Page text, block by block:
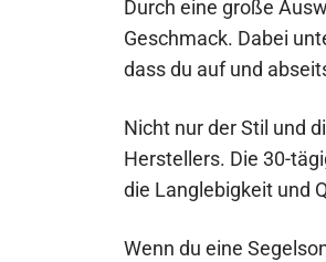
Durch eine große
Geschmack. Dabei
dass du auf und
Nicht nur der Stil und
Herstellers. Die 30-
die Langlebigkeit und
Wenn du eine